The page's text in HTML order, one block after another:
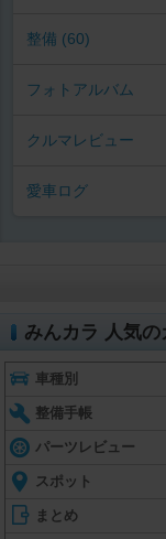
整備 (60)
フォトアルバム
クルマレビュー
愛車ログ
みんカラ 人気の
車種別
整備手帳
パーツレビュー
スポット
まとめ